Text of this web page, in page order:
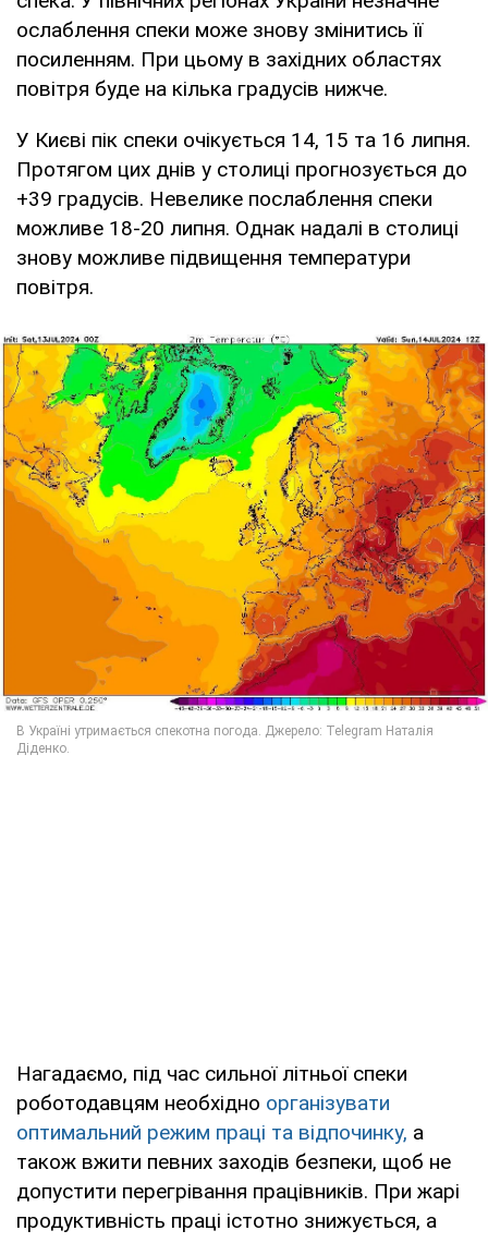
ослаблення спеки може знову змінитись її
посиленням. При цьому в західних областях
повітря буде на кілька градусів нижче.
У Києві пік спеки очікується 14, 15 та 16 липня.
Протягом цих днів у столиці прогнозується до
+39 градусів. Невелике послаблення спеки
можливе 18-20 липня. Однак надалі в столиці
знову можливе підвищення температури
повітря.
Нагадаємо, під час сильної літньої спеки
роботодавцям необхідно організувати
оптимальний режим праці та відпочинку, а
також вжити певних заходів безпеки, щоб не
допустити перегрівання працівників. При жарі
продуктивність праці істотно знижується, а